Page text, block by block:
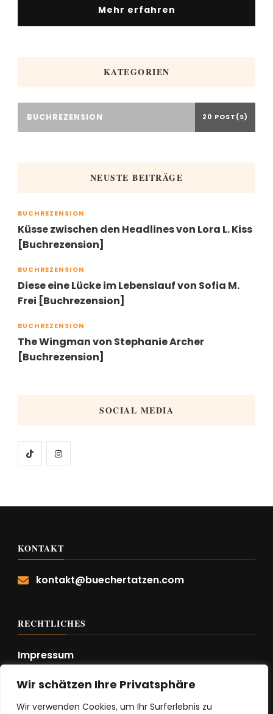
Wir schätzen Ihre Privatsphäre
Wir verwenden Cookies, um Ihr Surferlebnis zu
Mehr erfahren
KATEGORIEN
BUCHREZENSION 20 POST(S)
NEUSTE BEITRÄGE
BUCHREZENSION
Küsse zwischen den Headlines von Lora L. Kiss
[Buchrezension]
BUCHREZENSION
Diese eine Lücke im Lebenslauf von Sofia M.
Frei [Buchrezension]
BUCHREZENSION
The Wingman von Stephanie Archer
[Buchrezension]
SOCIAL MEDIA
KONTAKT
kontakt@buechertatzen.com
RECHTLICHES
Impressum
Datenschutzerklärung